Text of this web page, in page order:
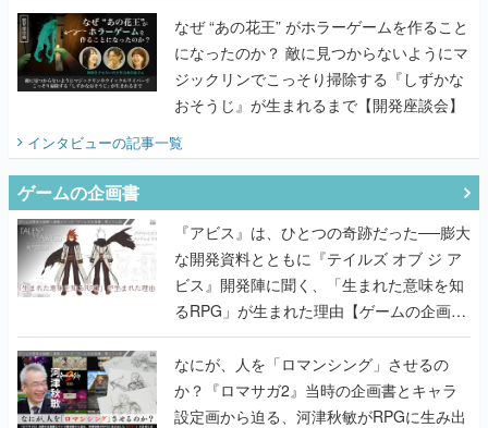
なぜ “あの花王” がホラーゲームを作ること
になったのか？ 敵に見つからないようにマ
ジックリンでこっそり掃除する『しずかな
おそうじ』が生まれるまで【開発座談会】
インタビューの記事一覧
ゲームの企画書
『アビス』は、ひとつの奇跡だった──膨大
な開発資料とともに『テイルズ オブ ジ ア
ビス』開発陣に聞く、「生まれた意味を知
るRPG」が生まれた理由【ゲームの企画
書】
なにが、人を「ロマンシング」させるの
か？『ロマサガ2』当時の企画書とキャラ
設定画から迫る、河津秋敏がRPGに生み出